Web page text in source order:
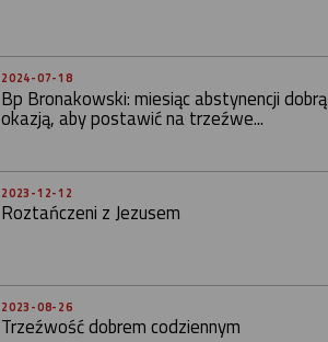
2024-07-18
Bp Bronakowski: miesiąc abstynencji dobrą
okazją, aby postawić na trzeźwe...
2023-12-12
Roztańczeni z Jezusem
2023-08-26
Trzeźwość dobrem codziennym